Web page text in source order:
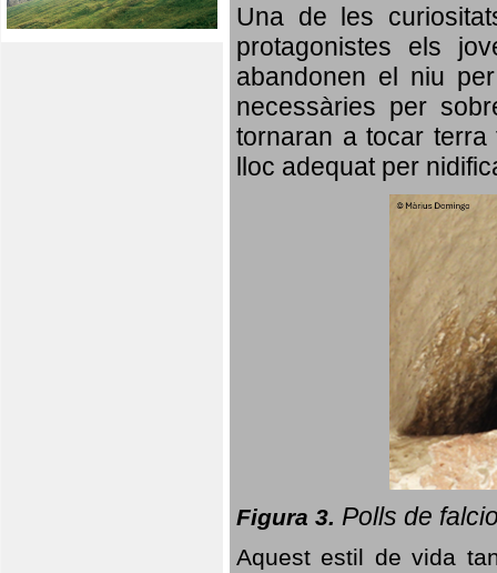
Una de les
protagonistes els
abandonen el niu
necessàries per
tornaran a tocar
lloc adequat per
Figura 3. Polls de
Aquest estil de vida